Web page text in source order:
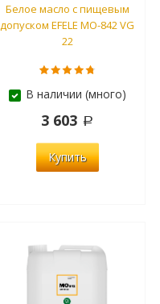
Белое масло с пищевым
допуском EFELE MO-842 VG
22
В наличии (много)
3 603
Купить